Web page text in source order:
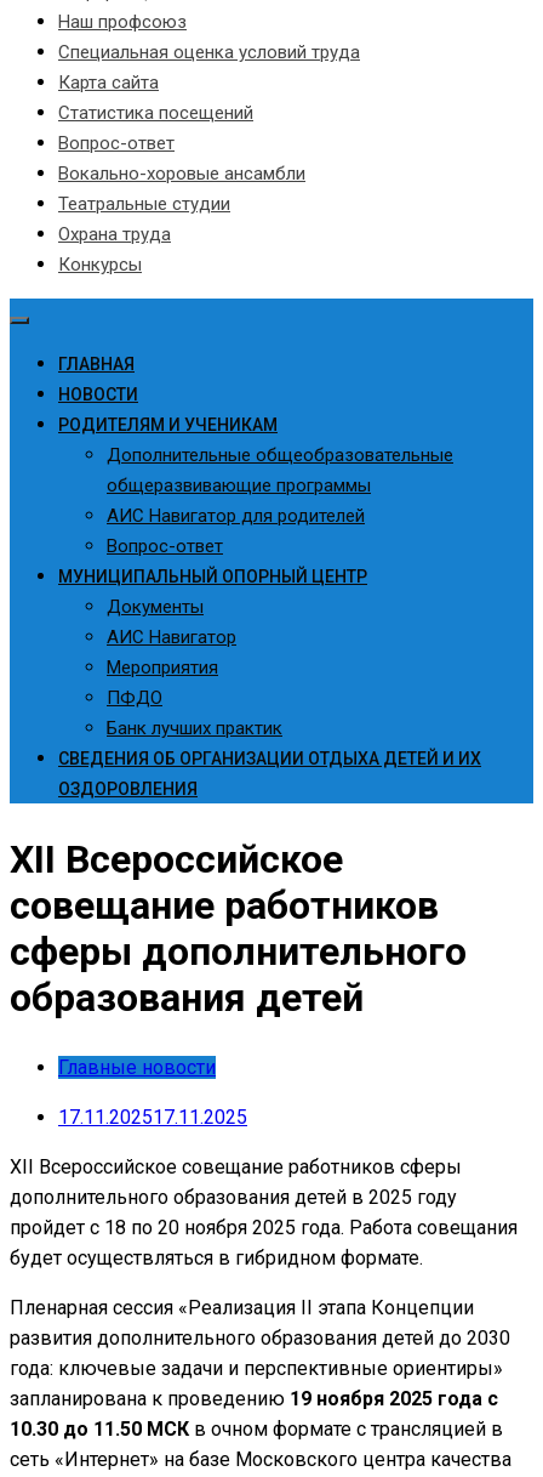
Наш профсоюз
Специальная оценка условий труда
Карта сайта
Статистика посещений
Вопрос-ответ
Вокально-хоровые ансамбли
Театральные студии
Охрана труда
Конкурсы
ГЛАВНАЯ
НОВОСТИ
РОДИТЕЛЯМ И УЧЕНИКАМ
Дополнительные общеобразовательные
общеразвивающие программы
АИС Навигатор для родителей
Вопрос-ответ
МУНИЦИПАЛЬНЫЙ ОПОРНЫЙ ЦЕНТР
Документы
АИС Навигатор
Мероприятия
ПФДО
Банк лучших практик
СВЕДЕНИЯ ОБ ОРГАНИЗАЦИИ ОТДЫХА ДЕТЕЙ И ИХ
ОЗДОРОВЛЕНИЯ
XII Всероссийское
совещание работников
сферы дополнительного
образования детей
Главные новости
17.11.202517.11.2025
XII Всероссийское совещание работников сферы
дополнительного образования детей в 2025 году
пройдет с 18 по 20 ноября 2025 года. Работа совещания
будет осуществляться в гибридном формате.
Пленарная сессия «Реализация II этапа Концепции
развития дополнительного образования детей до 2030
года: ключевые задачи и перспективные ориентиры»
запланирована к проведению 19 ноября 2025 года с
10.30 до 11.50 МСК в очном формате с трансляцией в
сеть «Интернет» на базе Московского центра качества